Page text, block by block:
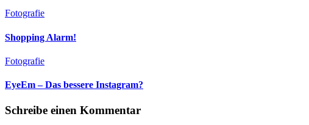
Fotografie
Shopping Alarm!
Fotografie
EyeEm – Das bessere Instagram?
Schreibe einen Kommentar